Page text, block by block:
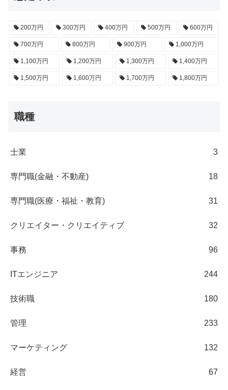
200万円 300万円 400万円 500万円 600万円
700万円 800万円 900万円 1,000万円
1,100万円 1,200万円 1,300万円 1,400万円
1,500万円 1,600万円 1,700万円 1,800万円
職種
士業 3
専門職(金融・不動産) 18
専門職(医療・福祉・教育) 31
クリエイター・クリエイティブ 32
事務 96
ITエンジニア 244
技術職 180
管理 233
マーケティング 132
経営 67